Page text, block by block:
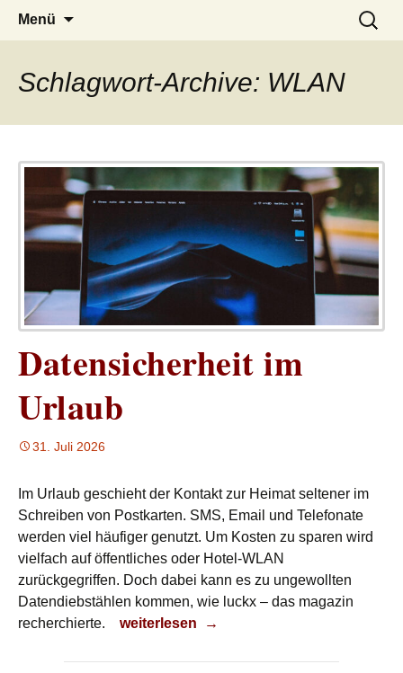
LUCKX
– das Magazin
Menü
Suchen
nach:
Schlagwort-Archive: WLAN
Datensicherheit im
Urlaub
31. Juli 2026
Im Urlaub geschieht der Kontakt zur Heimat seltener im
Schreiben von Postkarten. SMS, Email und Telefonate
werden viel häufiger genutzt. Um Kosten zu sparen wird
vielfach auf öffentliches oder Hotel-WLAN
zurückgegriffen. Doch dabei kann es zu ungewollten
Datendiebstählen kommen, wie luckx – das magazin
recherchierte.
Datensicherheit im Urlaub
weiterlesen →